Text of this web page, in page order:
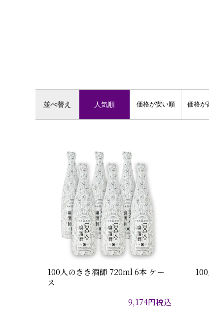
人気順 価格が安い順 価格が
100人のきき酒師 720ml 6本 ケー
ス
9,174円税込